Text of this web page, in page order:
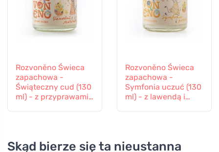
Rozvoněno Świeca
zapachowa -
Świąteczny cud (130
ml) - z przyprawami
Rozvoněno Świeca
zapachowa -
Symfonia uczuć (130
ml) - z lawendą i
Skąd bierze się ta nieustanna